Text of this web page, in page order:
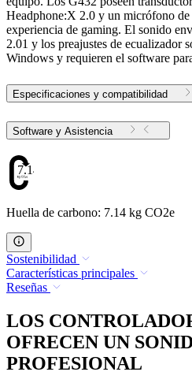
Headphone:X 2.0 y un micrófono de
experiencia de gaming. El sonido
2.01 y los preajustes de ecualizador
Windows y requieren el software
Especificaciones y compatibilidad
Software y Asistencia
7.14
Huella de carbono: 7.14 kg CO2e
Sostenibilidad
Características principales
Reseñas
LOS
OFRECEN UN
PROFESIONAL